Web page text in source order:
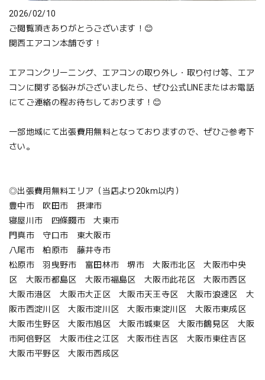
2026/02/10
ご閲覧頂きありがとうございます！😊
関西エアコン本舗です！
エアコンクリーニング、エアコンの取り外し・取り付け等、エア
コンに関する悩みがございましたら、ぜひ公式LINEまたはお電話
にてご連絡の程お待ちしております！😊
一部地域にて出張費用無料となっておりますので、ぜひご参考下
さい。
◎出張費用無料エリア（当店より20km以内）
豊中市 吹田市 摂津市
寝屋川市 四條畷市 大東市
門真市 守口市 東大阪市
八尾市 柏原市 藤井寺市
松原市 羽曳野市 富田林市 堺市 大阪市北区 大阪市中央
区 大阪市都島区 大阪市福島区 大阪市此花区 大阪市西区
大阪市港区 大阪市大正区 大阪市天王寺区 大阪市浪速区 大
阪市西淀川区 大阪市淀川区 大阪市東淀川区 大阪市東成区
大阪市生野区 大阪市旭区 大阪市城東区 大阪市鶴見区 大阪
市阿倍野区 大阪市住之江区 大阪市住吉区 大阪市東住吉区
大阪市平野区 大阪市西成区